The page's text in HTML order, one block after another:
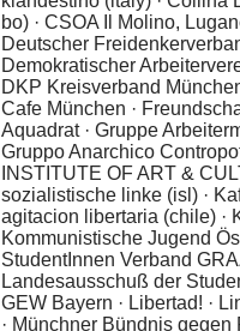
bo) · CSOA Il Molino,
Deutscher
Demokratischer
DKP Kreisverband
Cafe München ·
Aquadrat · Gruppe
Gruppo Anarchico
INSTITUTE OF ART &
sozialistische linke (isl) ·
agitacion libertaria (chile) ·
Kommunistische Jugend
StudentInnen Verband
Landesausschuß der
GEW Bayern · Libertad! ·
· Münchner Bündnis gegen